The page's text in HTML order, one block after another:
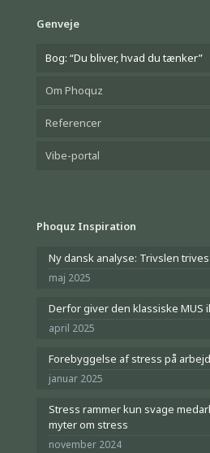
Genveje
Bog: “Du bliver, hvad du tænker”
Om Phoquz
Referencer
Vibe-portal
Phoquz Inspiration
Ny dansk analyse: Trivslen
maj 2025
Derfor giver den klassiske MUS
april 2025
Forebyggelse af stress på
januar 2025
Stress rammer kun svage
myter om stress
november 2024